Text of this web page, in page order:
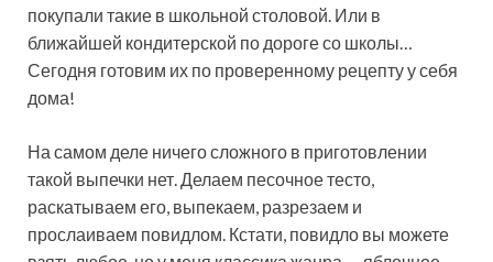
покупали такие в школьной столовой. Или в
ближайшей кондитерской по дороге со школы…
Сегодня готовим их по проверенному рецепту у себя
дома!
На самом деле ничего сложного в приготовлении
такой выпечки нет. Делаем песочное тесто,
раскатываем его, выпекаем, разрезаем и
прослаиваем повидлом. Кстати, повидло вы можете